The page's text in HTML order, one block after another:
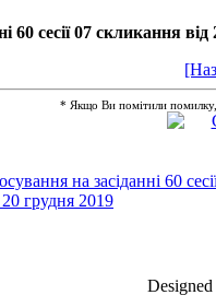
60 сесії 07 скликання
* Якщо Ви помітили помилку,
20 грудня 2019